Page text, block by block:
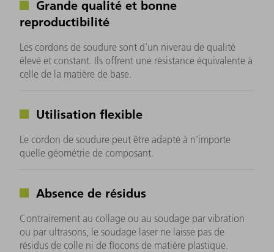
Grande qualité et bonne
reproductibilité
Les cordons de soudure sont d'un niverau de qualité
élevé et constant. Ils offrent une résistance équivalente à
celle de la matière de base.
Utilisation flexible
Le cordon de soudure peut être adapté à n'importe
quelle géométrie de composant.
Absence de résidus
Contrairement au collage ou au soudage par vibration
ou par ultrasons, le soudage laser ne laisse pas de
résidus de colle ni de flocons de matière plastique.